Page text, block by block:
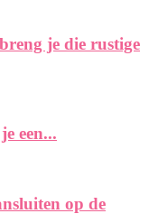
je die rustige
een...
op de